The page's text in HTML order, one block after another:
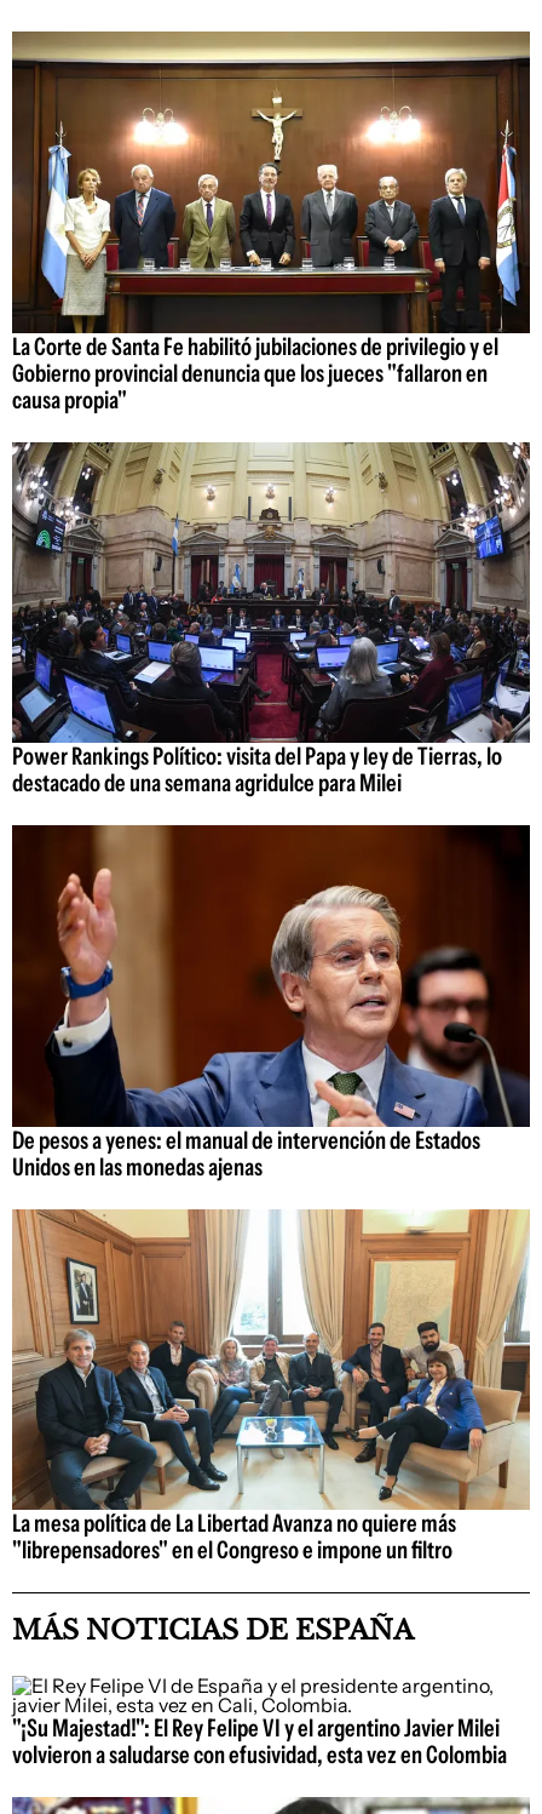
La Corte de Santa Fe habilitó jubilaciones de privilegio y el
Gobierno provincial denuncia que los jueces "fallaron en
causa propia"
Power Rankings Político: visita del Papa y ley de Tierras, lo
destacado de una semana agridulce para Milei
De pesos a yenes: el manual de intervención de Estados
Unidos en las monedas ajenas
La mesa política de La Libertad Avanza no quiere más
"librepensadores" en el Congreso e impone un filtro
MÁS NOTICIAS DE ESPAÑA
"¡Su Majestad!": El Rey Felipe VI y el argentino Javier Milei
volvieron a saludarse con efusividad, esta vez en Colombia